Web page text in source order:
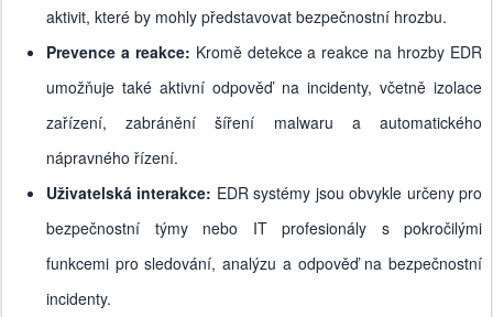
aktivit, které by mohly představovat bezpečnostní hrozbu.
Prevence a reakce: Kromě detekce a reakce na hrozby EDR
umožňuje také aktivní odpověď na incidenty, včetně izolace
zařízení, zabránění šíření malwaru a automatického
nápravného řízení.
Uživatelská interakce: EDR systémy jsou obvykle určeny pro
bezpečnostní týmy nebo IT profesionály s pokročilými
funkcemi pro sledování, analýzu a odpověď na bezpečnostní
incidenty.